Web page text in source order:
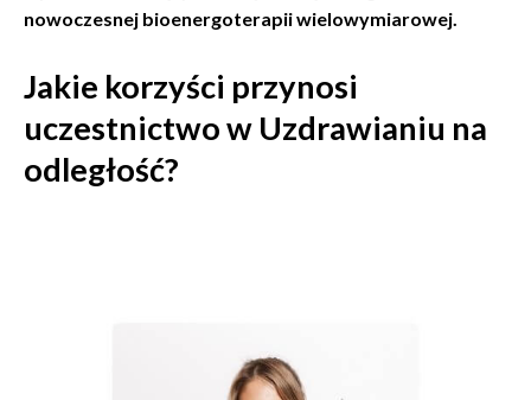
nowoczesnej bioenergoterapii wielowymiarowej.
Jakie korzyści przynosi
uczestnictwo w Uzdrawianiu na
odległość?